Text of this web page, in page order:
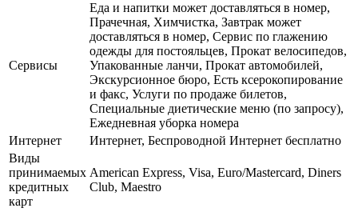
Сервисы
Еда и напитки может доставляться в номер,
Прачечная, Химчистка, Завтрак может
доставляться в номер, Сервис по глажению
одежды для постояльцев, Прокат велосипедов,
Упакованные ланчи, Прокат автомобилей,
Экскурсионное бюро, Есть ксерокопирование
и факс, Услуги по продаже билетов,
Специальные диетические меню (по запросу),
Ежедневная уборка номера
Интернет
Интернет, Беспроводной Интернет бесплатно
Виды
принимаемых
кредитных
карт
American Express, Visa, Euro/Mastercard, Diners
Club, Maestro